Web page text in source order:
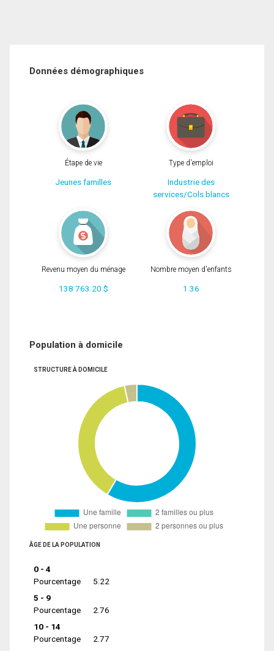
Données démographiques
Étape de vie
Jeunes familles
Type d'emploi
Industrie des
services/Cols blancs
Revenu moyen du ménage
138 763.20 $
Nombre moyen d'enfants
1.36
Population à domicile
STRUCTURE À DOMICILE
ÂGE DE LA POPULATION
0 - 4
Pourcentage
5.22
5 - 9
Pourcentage
2.76
10 - 14
Pourcentage
2.77